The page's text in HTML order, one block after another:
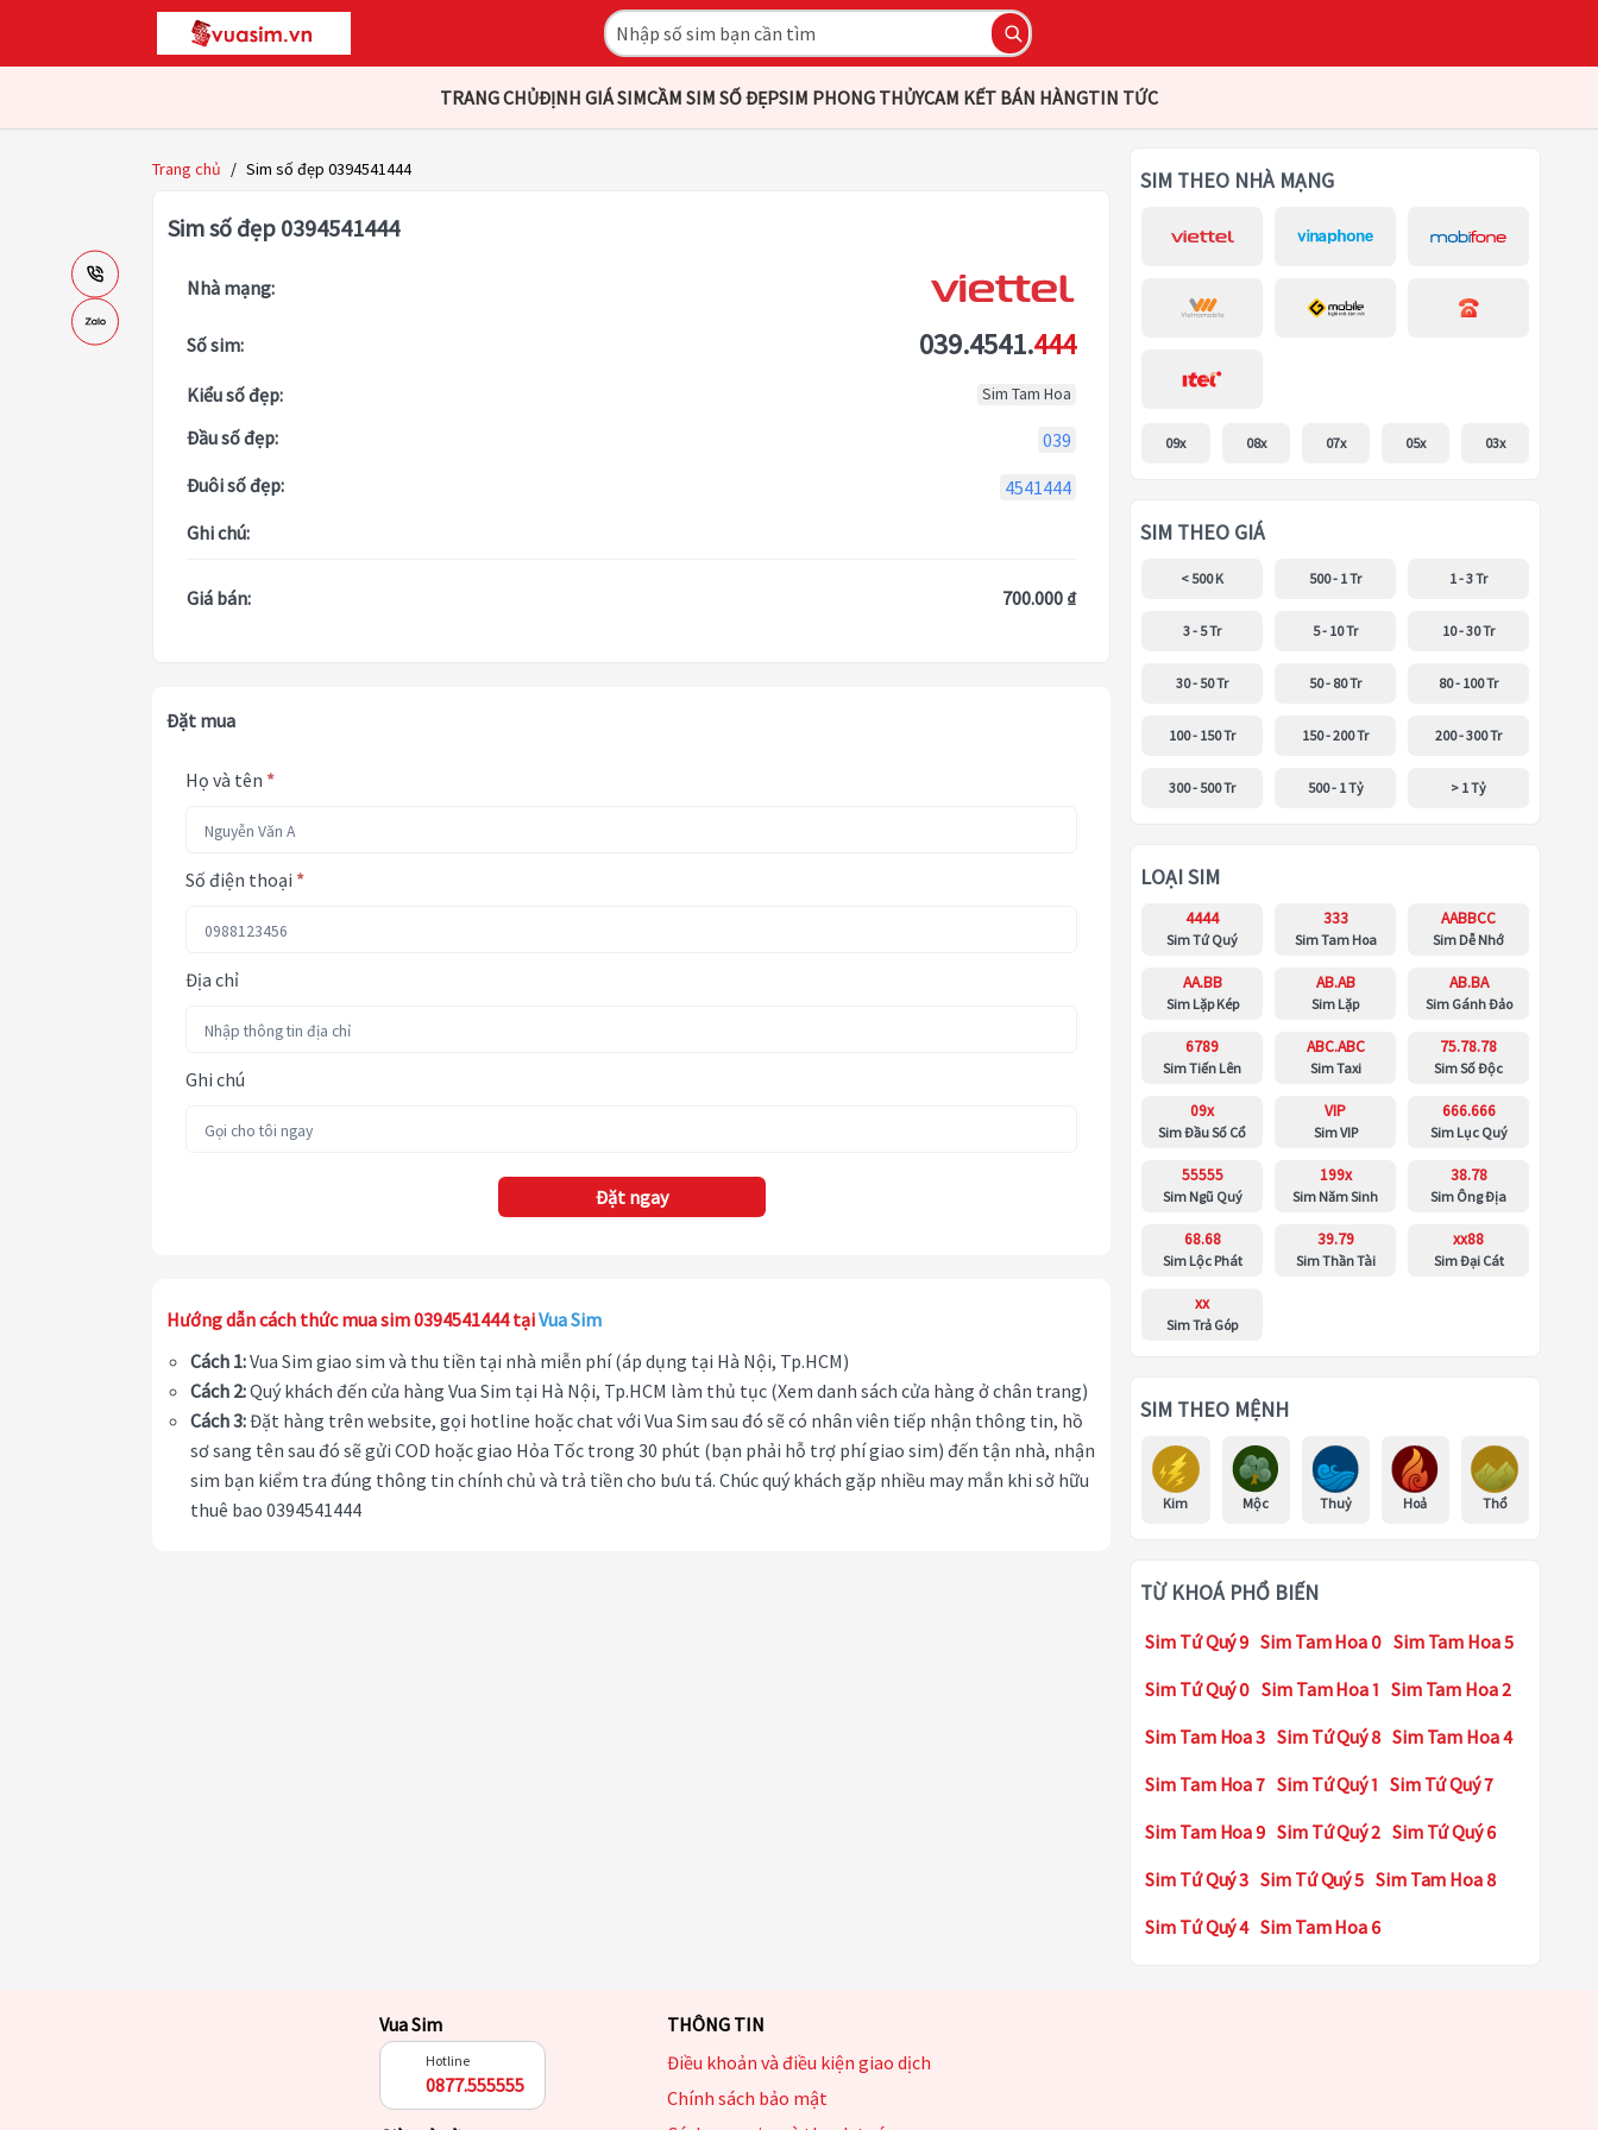
TRANG CHỦĐỊNH GIÁ SIMCẦM SIM SỐ ĐẸPSIM PHONG THỦYCAM KẾT BÁN HÀNGTIN TỨC
Trang chủ / Sim số đẹp 0394541444
Sim số đẹp 0394541444
Nhà mạng:
Số sim: 039.4541.444
Kiểu số đẹp: Sim Tam Hoa
Đầu số đẹp:
039
Đuôi số đẹp:
4541444
Ghi chú:
Giá bán: 700.000 ₫
Đặt mua
Họ và tên *
Số điện thoại *
Địa chỉ
Ghi chú
Đặt ngay
Hướng dẫn cách thức mua sim 0394541444 tạiVua Sim
Cách 1:Vua Sim giao sim và thu tiền tại nhà miễn phí (áp dụng tại Hà Nội, Tp.HCM)
Cách 2:Quý khách đến cửa hàng Vua Sim tại Hà Nội, Tp.HCM làm thủ tục (Xem danh sách cửa hàng ở chân trang)
Cách 3:Đặt hàng trên website, gọi hotline hoặc chat với Vua Sim sau đó sẽ có nhân viên tiếp nhận thông tin, hồ
sơ sang tên sau đó sẽ gửi COD hoặc giao Hỏa Tốc trong 30 phút (bạn phải hỗ trợ phí giao sim) đến tận nhà, nhận
sim bạn kiểm tra đúng thông tin chính chủ và trả tiền cho bưu tá. Chúc quý khách gặp nhiều may mắn khi sở hữu
thuê bao 0394541444
SIM THEO NHÀ MẠNG
09x 08x 07x 05x 03x
SIM THEO GIÁ
< 500 K 500 - 1 Tr 1 - 3 Tr
3 - 5 Tr 5 - 10 Tr 10 - 30 Tr
30 - 50 Tr 50 - 80 Tr 80 - 100 Tr
100 - 150 Tr 150 - 200 Tr 200 - 300 Tr
300 - 500 Tr 500 - 1 Tỷ > 1 Tỷ
LOẠI SIM
4444
Sim Tứ Quý
333
Sim Tam Hoa
AABBCC
Sim Dễ Nhớ
AA.BB
Sim Lặp Kép
AB.AB
Sim Lặp
AB.BA
Sim Gánh Đảo
6789
Sim Tiến Lên
ABC.ABC
Sim Taxi
75.78.78
Sim Số Độc
09x
Sim Đầu Số Cổ
VIP
Sim VIP
666.666
Sim Lục Quý
55555
Sim Ngũ Quý
199x
Sim Năm Sinh
38.78
Sim Ông Địa
68.68
Sim Lộc Phát
39.79
Sim Thần Tài
xx88
Sim Đại Cát
xx
Sim Trả Góp
SIM THEO MỆNH
Kim Mộc Thuỷ Hoả Thổ
TỪ KHOÁ PHỔ BIẾN
Sim Tứ Quý 9 Sim Tam Hoa 0 Sim Tam Hoa 5
Sim Tứ Quý 0 Sim Tam Hoa 1 Sim Tam Hoa 2
Sim Tam Hoa 3 Sim Tứ Quý 8 Sim Tam Hoa 4
Sim Tam Hoa 7 Sim Tứ Quý 1 Sim Tứ Quý 7
Sim Tam Hoa 9 Sim Tứ Quý 2 Sim Tứ Quý 6
Sim Tứ Quý 3 Sim Tứ Quý 5 Sim Tam Hoa 8
Sim Tứ Quý 4 Sim Tam Hoa 6
Vua Sim
Hotline
0877.555555
THÔNG TIN
Điều khoản và điều kiện giao dịch
Chính sách bảo mật